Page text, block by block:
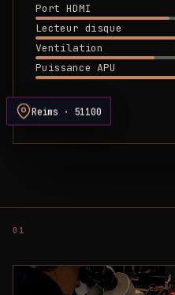
Port HDMI
Lecteur disque
Ventilation
Puissance APU
DEVIS PRÊT
Reims · 51100